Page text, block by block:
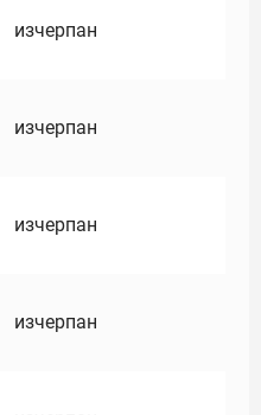
изчерпан
изчерпан
изчерпан
изчерпан